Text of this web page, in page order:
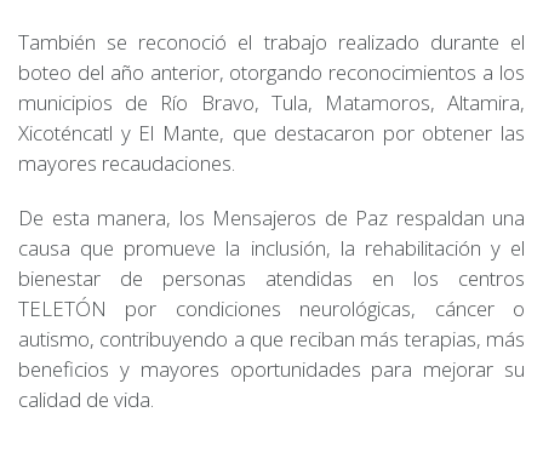
También se reconoció el trabajo realizado durante el
boteo del año anterior, otorgando reconocimientos a los
municipios de Río Bravo, Tula, Matamoros, Altamira,
Xicoténcatl y El Mante, que destacaron por obtener las
mayores recaudaciones.
De esta manera, los Mensajeros de Paz respaldan una
causa que promueve la inclusión, la rehabilitación y el
bienestar de personas atendidas en los centros
TELETÓN por condiciones neurológicas, cáncer o
autismo, contribuyendo a que reciban más terapias, más
beneficios y mayores oportunidades para mejorar su
calidad de vida.